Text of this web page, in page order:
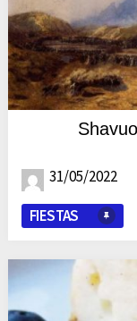
31/05/2022
FIESTAS